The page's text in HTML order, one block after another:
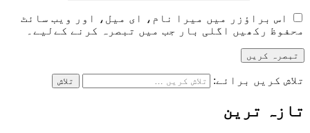
اس براؤزر میں میرا نام، ای میل، اور ویب سائٹ
محفوظ رکھیں اگلی بار جب میں تبصرہ کرنے کےلیے۔
تلاش کریں برائے:
تازہ ترین